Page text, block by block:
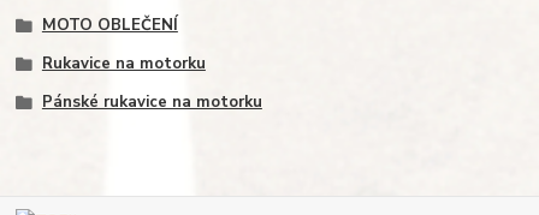
MOTO OBLEČENÍ
Rukavice na motorku
Pánské rukavice na motorku